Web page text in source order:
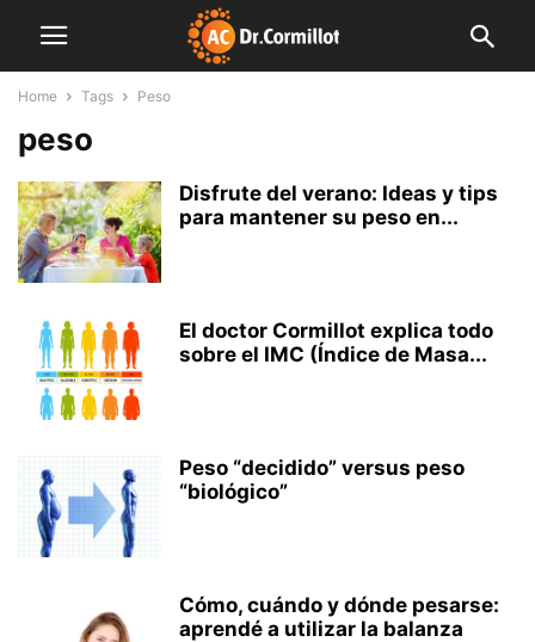
Home Tags Peso
peso
Disfrute del verano: Ideas y tips
para mantener su peso en...
El doctor Cormillot explica todo
sobre el IMC (Índice de Masa...
Peso “decidido” versus peso
“biológico”
Cómo, cuándo y dónde pesarse:
aprendé a utilizar la balanza